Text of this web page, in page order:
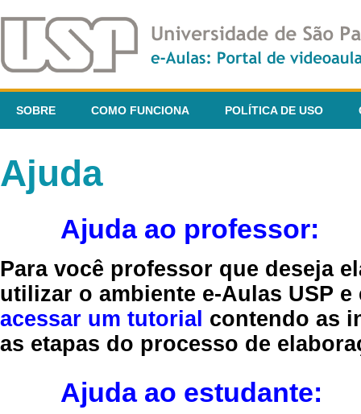
SOBRE COMO FUNCIONA POLÍTICA DE USO
Ajuda
Ajuda ao professor:
Para você professor que deseja
utilizar o ambiente e-Aulas USP
acessar um tutorial contendo as
as etapas do processo de
Ajuda ao estudante: